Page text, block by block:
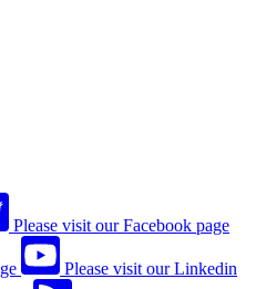
Please visit our Facebook page
Please visit our Linkedin